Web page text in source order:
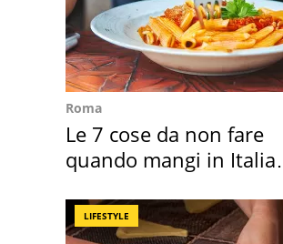
Roma
Le 7 cose da non fare
quando mangi in Italia
LIFESTYLE